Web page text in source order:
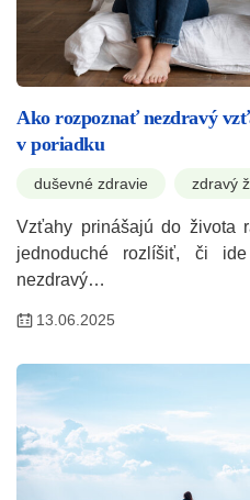
Ako rozpoznať nezdravý
v poriadku
duševné zdravie zdravý
Vzťahy prinášajú do života
jednoduché rozlíšiť, či
nezdravý…
13.06.2025